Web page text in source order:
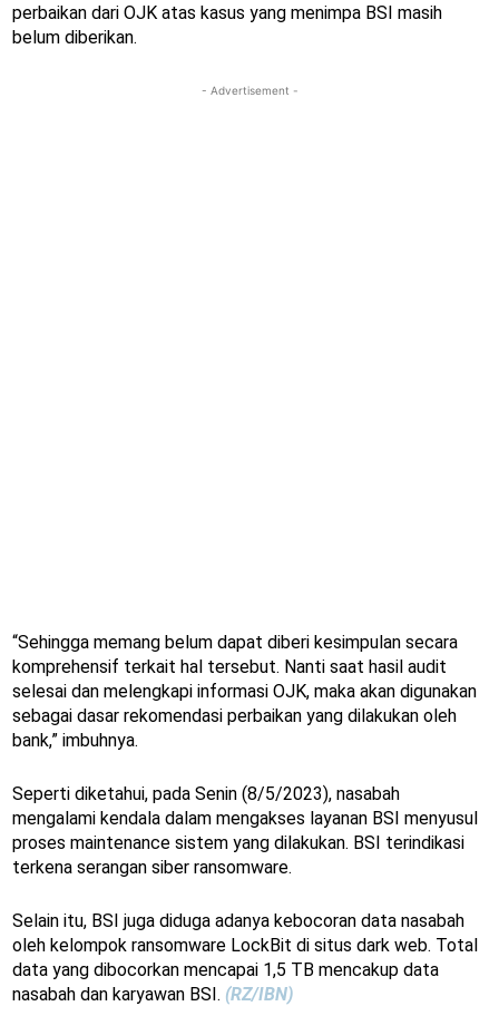
perbaikan dari OJK atas kasus yang menimpa BSI masih
belum diberikan.
- Advertisement -
“Sehingga memang belum dapat diberi kesimpulan secara
komprehensif terkait hal tersebut. Nanti saat hasil audit
selesai dan melengkapi informasi OJK, maka akan digunakan
sebagai dasar rekomendasi perbaikan yang dilakukan oleh
bank,” imbuhnya.
Seperti diketahui, pada Senin (8/5/2023), nasabah
mengalami kendala dalam mengakses layanan BSI menyusul
proses maintenance sistem yang dilakukan. BSI terindikasi
terkena serangan siber ransomware.
Selain itu, BSI juga diduga adanya kebocoran data nasabah
oleh kelompok ransomware LockBit di situs dark web. Total
data yang dibocorkan mencapai 1,5 TB mencakup data
nasabah dan karyawan BSI. (RZ/IBN)